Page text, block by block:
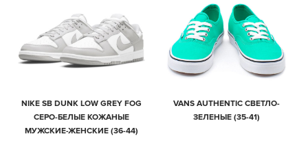
NIKE SB DUNK LOW GREY FOG
СЕРО-БЕЛЫЕ КОЖАНЫЕ
МУЖСКИЕ-ЖЕНСКИЕ (36-44)
VANS AUTHENTIC СВЕТЛО-
ЗЕЛЕНЫЕ (35-41)